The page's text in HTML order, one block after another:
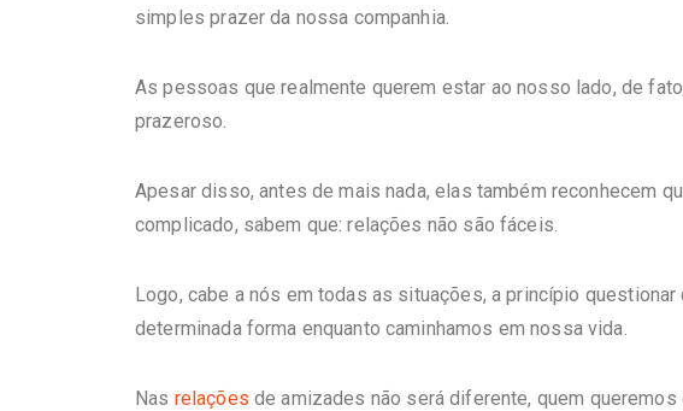
simples prazer da nossa companhia.
As pessoas que realmente querem estar ao nosso lado, de
prazeroso.
Apesar disso, antes de mais nada, elas também reconhecem
complicado, sabem que: relações não são fáceis.
Logo, cabe a nós em todas as situações, a princípio questionar
determinada forma enquanto caminhamos em nossa vida.
Nas relações de amizades não será diferente, quem queremos